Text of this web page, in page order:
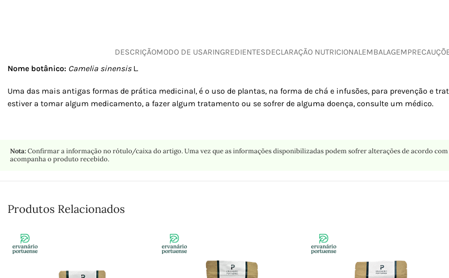
DESCRIÇÃOMODO DE USARINGREDIENTESDECLARAÇÃO NUTRICIONAL EMBALAGEM
Nome botânico: Camelia sinensis L.
Uma das mais antigas formas de prática medicinal, é o uso de plantas, na forma de chá e infusões, para prevenção e
estiver a tomar algum medicamento, a fazer algum tratamento ou se sofrer de alguma doença, consulte um médico.
Nota:Confirmar a informação no rótulo/caixa do artigo. Uma vez que as informações disponibilizadas podem sofrer alterações de acordo
acompanha o produto recebido.
Produtos Relacionados